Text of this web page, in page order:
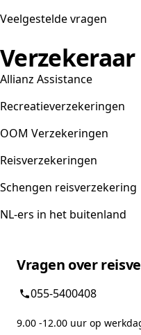
Veelgestelde vragen
Verzekeraar
Allianz Assistance
Recreatieverzekeringen
OOM Verzekeringen
Reisverzekeringen
Schengen reisverzekering
NL-ers in het buitenland
Vragen over
055-5400408
9.00 -12.00 uur op